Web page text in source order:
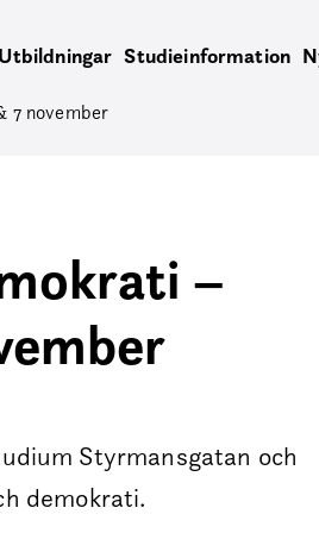
Studieinformation
7 november
–
Styrmansgatan och
demokrati.